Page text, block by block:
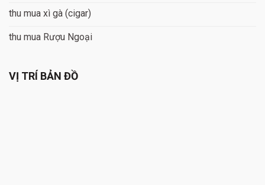
thu mua xì gà (cigar)
thu mua Rượu Ngoại
VỊ TRÍ BẢN ĐỒ